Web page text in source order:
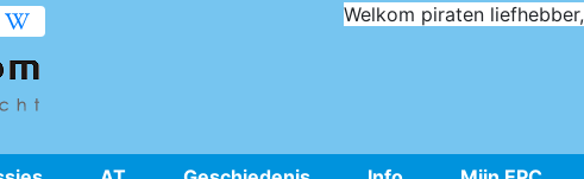
Welkom piraten liefhebber,